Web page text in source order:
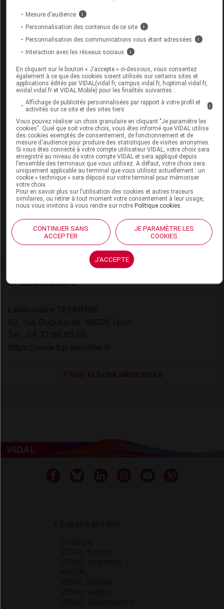
Apport en calories non significatif.
Tenir hors de portée des enfants.
conditions de conservation
À conserver à température ambiante dans un endroit
sec.
Données administratives
CONF'HOM Cpr subl B/24
Commercialisé
Code EAN
3664440000074
Labo. Distributeur
Texinfine
Remboursement
NR
Laboratoire
Voir la fiche laboratoire
Mesure d’audience i
Personnalisation des contenus de ce site i
Personnalisation des communications vous étant adressées i
Interaction avec les réseaux sociaux i
En cliquant sur le bouton « J’accepte » ci-dessous, vous consentez
également à ce que des cookies soient utilisés sur certains sites et
applications édités par VIDAL(vidal.fr, campus.vidal.fr, hoptimal.vidal.fr,
evidal.vidal.fr et VIDAL Mobile) pour les finalités suivantes :
Affichage de publicités personnalisées par rapport à votre profil et
activités sur ce site et des sites tiers
i
Vous pouvez réaliser un choix granulaire en cliquant "Je paramètre les
cookies". Quel que soit votre choix, vous êtes informé que VIDAL utilise
des cookies exemptés de consentement, de fonctionnement et de
mesure d'audience pour produire des statistiques de visites anonymes.
Si vous êtes connecté à votre compte utilisateur VIDAL, votre choix sera
enregistré au niveau de votre compte VIDAL et sera appliqué depuis
l’ensemble des terminaux que vous utilisez. A défaut, votre choix sera
uniquement applicable au terminal que vous utilisez actuellement : un
cookie « technique » sera déposé sur votre terminal pour mémoriser
votre choix.
Pour en savoir plus sur l’utilisation des cookies et autres traceurs
similaires, ou retirer à tout moment votre consentement à leur usage,
nous vous invitons à vous rendre sur notrePolitique cookies
CONTINUER SANS
ACCEPTER
JE PARAMÈTRE LES
COOKIES
J'ACCEPTE